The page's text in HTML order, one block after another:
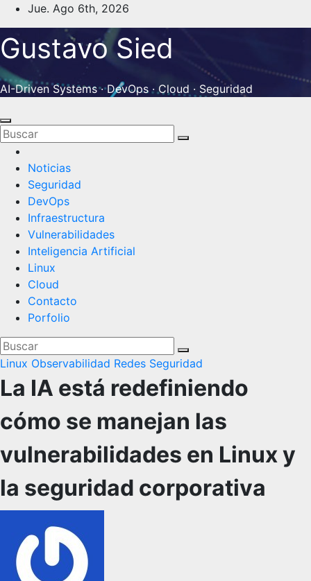
Saltar
al
contenido
Jue. Ago 6th, 2026
Gustavo Sied
AI-Driven Systems · DevOps · Cloud · Seguridad
Noticias
Seguridad
DevOps
Infraestructura
Vulnerabilidades
Inteligencia Artificial
Linux
Cloud
Contacto
Porfolio
Linux Observabilidad Redes Seguridad
La IA está redefiniendo
cómo se manejan las
vulnerabilidades en Linux y
la seguridad corporativa